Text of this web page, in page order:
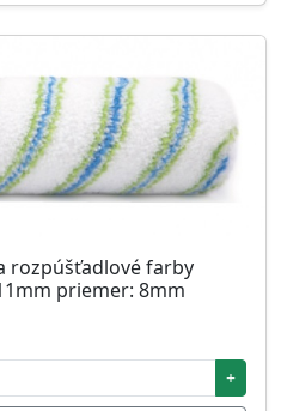
rozpúšťadlové farby
priemer: 8mm
+